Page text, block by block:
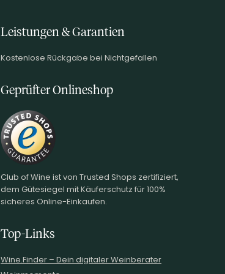
Leistungen & Garantien
Kostenlose Rückgabe bei Nichtgefallen
Geprüfter Onlineshop
Club of Wine ist von Trusted Shops zertifiziert,
dem Gütesiegel mit Käuferschutz für 100%
sicheres Online-Einkaufen.
Top-Links
Wine.Finder – Dein digitaler Weinberater